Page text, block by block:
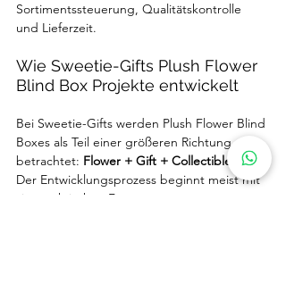
Sortimentssteuerung, Qualitätskontrolle
und Lieferzeit.
Wie Sweetie-Gifts Plush Flower
Blind Box Projekte entwickelt
Bei Sweetie-Gifts werden Plush Flower Blind
Boxes als Teil einer größeren Richtung
betrachtet: Flower + Gift + Collectible
Der Entwicklungsprozess beginnt meist mit
vier praktischen Fragen.